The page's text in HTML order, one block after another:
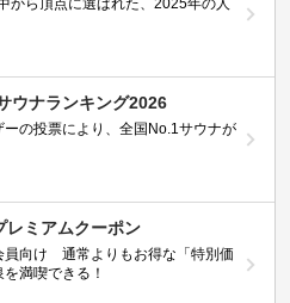
ウナランキング2026
ーの投票により、全国No.1サウナが
レミアムクーポン
員向け 通常よりもお得な「特別価
満喫できる！